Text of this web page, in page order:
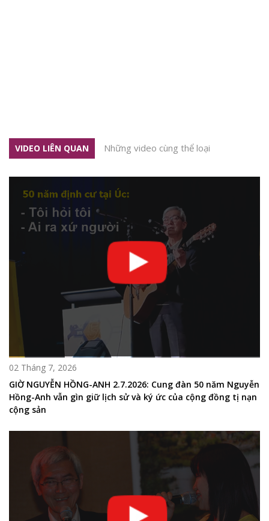
VIDEO LIÊN QUAN Những video cùng thể loại
02 Tháng 7, 2026
GIỜ NGUYỄN HỒNG-ANH 2.7.2026: Cung đàn 50 năm Nguyễn
Hồng-Anh vẫn gìn giữ lịch sử và ký ức của cộng đồng tị nạn
cộng sản